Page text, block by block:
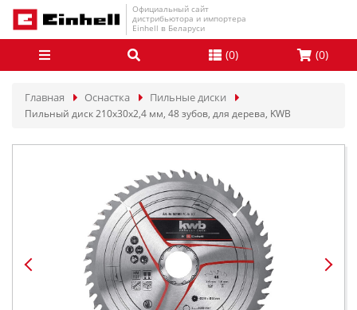
Официальный сайт
дистрибьютора и импортера
Einhell в Беларуси
(0) (0)
Главная Оснастка Пильные диски
Пильный диск 210x30x2,4 мм, 48 зубов, для дерева, KWB